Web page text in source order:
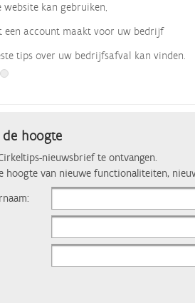
kan gebruiken,
een account maakt voor uw bedrijf
tips over uw bedrijfsafval kan vinden.
hoogte
nieuwsbrief te ontvangen.
hoogte van nieuwe functionaliteiten,